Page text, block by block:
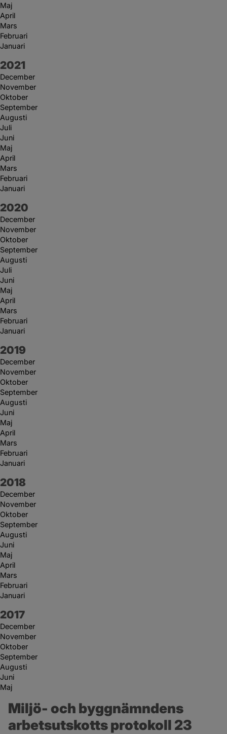
Maj
April
Mars
Februari
Januari
År:
2021
December
November
Oktober
September
Augusti
Juli
Juni
Maj
April
Mars
Februari
Januari
År:
2020
December
November
Oktober
September
Augusti
Juli
Juni
Maj
April
Mars
Februari
Januari
År:
2019
December
November
Oktober
September
Augusti
Juni
Maj
April
Mars
Februari
Januari
År:
2018
December
November
Oktober
September
Augusti
Juni
Maj
April
Mars
Februari
Januari
År:
2017
December
November
Oktober
September
Augusti
Juni
Maj
Miljö- och byggnämndens
arbetsutskotts protokoll 23